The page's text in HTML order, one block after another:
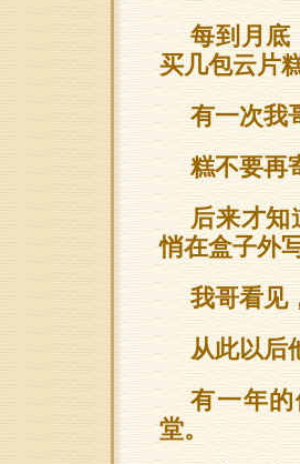
每到月底
买几包云片
有一次我
糕不要再
后来才知
悄在盒子外
我哥看见
从此以后
有一年
堂。